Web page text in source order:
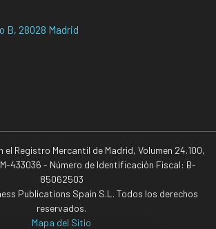
B, 28028 Madrid
el Registro Mercantil de Madrid, Volumen 24.100,
433036 - Número de Identificación Fiscal: B-
85062503
Publications Spain S.L. Todos los derechos
reservados.
Mapa del Sitio